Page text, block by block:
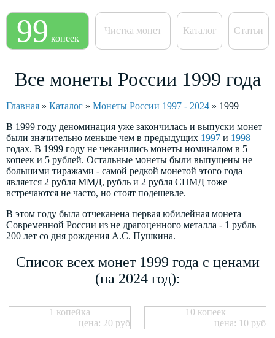
99 копеек
Чистка монет Каталог Статьи
Все монеты России 1999 года
Главная » Каталог » Монеты России 1997 - 2024 » 1999
В 1999 году деноминация уже закончилась и выпуски монет
были значительно меньше чем в предыдущих 1997 и 1998
годах. В 1999 году не чеканились монеты номиналом в 5
копеек и 5 рублей. Остальные монеты были выпущены не
большими тиражами - самой редкой монетой этого года
является 2 рубля ММД, рубль и 2 рубля СПМД тоже
встречаются не часто, но стоят подешевле.
В этом году была отчеканена первая юбилейная монета
Современной России из не драгоценного металла - 1 рубль
200 лет со дня рождения А.С. Пушкина.
Список всех монет 1999 года с ценами
(на 2024 год):
1 копейка
цена: 20 руб
10 копеек
цена: 10 руб